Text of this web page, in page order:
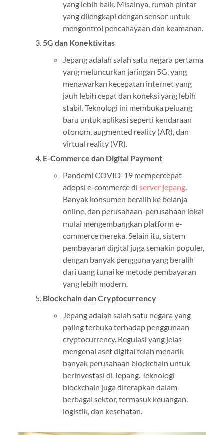
yang lebih baik. Misalnya, rumah pintar
yang dilengkapi dengan sensor untuk
mengontrol pencahayaan dan keamanan.
5G dan Konektivitas
Jepang adalah salah satu negara pertama
yang meluncurkan jaringan 5G, yang
menawarkan kecepatan internet yang
jauh lebih cepat dan koneksi yang lebih
stabil. Teknologi ini membuka peluang
baru untuk aplikasi seperti kendaraan
otonom, augmented reality (AR), dan
virtual reality (VR).
E-Commerce dan Digital Payment
Pandemi COVID-19 mempercepat
adopsi e-commerce di server jepang.
Banyak konsumen beralih ke belanja
online, dan perusahaan-perusahaan lokal
mulai mengembangkan platform e-
commerce mereka. Selain itu, sistem
pembayaran digital juga semakin populer,
dengan banyak pengguna yang beralih
dari uang tunai ke metode pembayaran
yang lebih modern.
Blockchain dan Cryptocurrency
Jepang adalah salah satu negara yang
paling terbuka terhadap penggunaan
cryptocurrency. Regulasi yang jelas
mengenai aset digital telah menarik
banyak perusahaan blockchain untuk
berinvestasi di Jepang. Teknologi
blockchain juga diterapkan dalam
berbagai sektor, termasuk keuangan,
logistik, dan kesehatan.